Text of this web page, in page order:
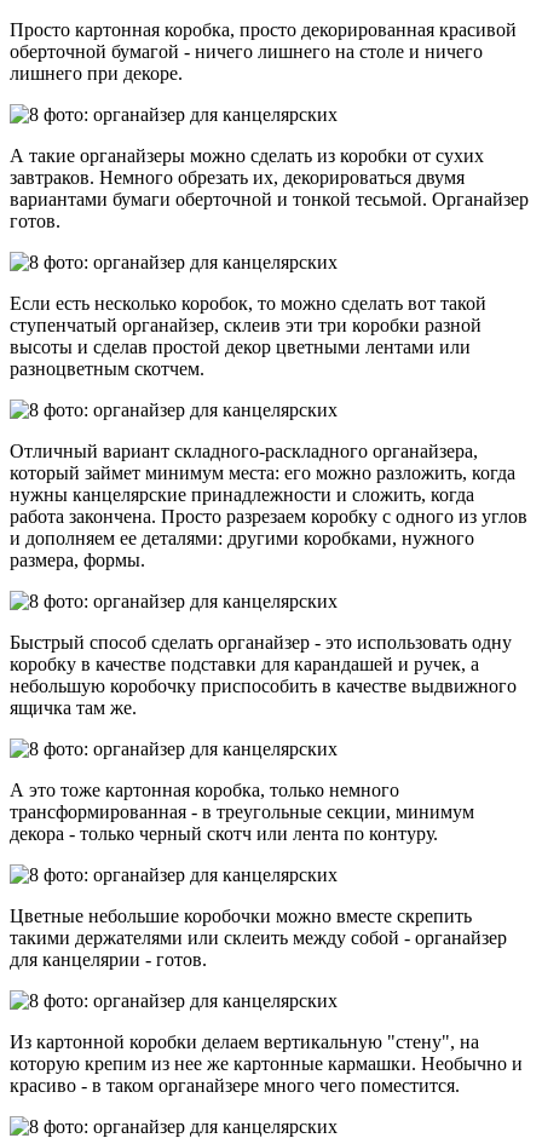
Просто картонная коробка, просто декорированная красивой
оберточной бумагой - ничего лишнего на столе и ничего
лишнего при декоре.
А такие органайзеры можно сделать из коробки от сухих
завтраков. Немного обрезать их, декорироваться двумя
вариантами бумаги оберточной и тонкой тесьмой. Органайзер
готов.
Если есть несколько коробок, то можно сделать вот такой
ступенчатый органайзер, склеив эти три коробки разной
высоты и сделав простой декор цветными лентами или
разноцветным скотчем.
Отличный вариант складного-раскладного органайзера,
который займет минимум места: его можно разложить, когда
нужны канцелярские принадлежности и сложить, когда
работа закончена. Просто разрезаем коробку с одного из углов
и дополняем ее деталями: другими коробками, нужного
размера, формы.
Быстрый способ сделать органайзер - это использовать одну
коробку в качестве подставки для карандашей и ручек, а
небольшую коробочку приспособить в качестве выдвижного
ящичка там же.
А это тоже картонная коробка, только немного
трансформированная - в треугольные секции, минимум
декора - только черный скотч или лента по контуру.
Цветные небольшие коробочки можно вместе скрепить
такими держателями или склеить между собой - органайзер
для канцелярии - готов.
Из картонной коробки делаем вертикальную "стену", на
которую крепим из нее же картонные кармашки. Необычно и
красиво - в таком органайзере много чего поместится.